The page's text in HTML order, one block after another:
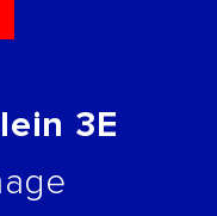
3E